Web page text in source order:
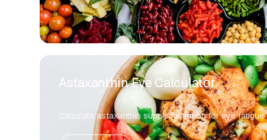
Astaxanthin Eye Calculator
Calculate astaxanthin supplementation for eye fatigue